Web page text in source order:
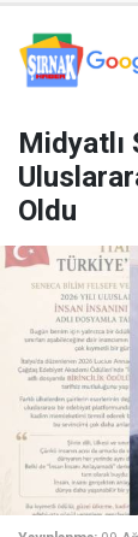
Midyatlı
Oldu